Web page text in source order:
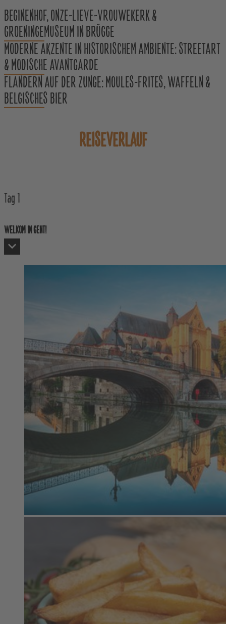
BEGINENHOF, ONZE-LIEVE-VROUWEKERK &
GROENINGEMUSEUM IN BRÜGGE
MODERNE AKZENTE IN HISTORISCHEM AMBIENTE: STREETART
& MODISCHE AVANTGARDE
FLANDERN AUF DER ZUNGE: MOULES-FRITES, WAFFELN &
BELGISCHES BIER
REISEVERLAUF
Tag 1
WELKOM IN GENT!